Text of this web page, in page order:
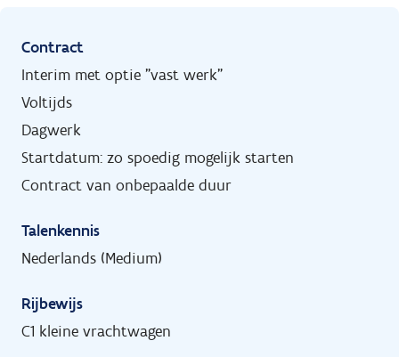
Contract
Interim met optie "vast werk"
Voltijds
Dagwerk
Startdatum: zo spoedig mogelijk starten
Contract van onbepaalde duur
Talenkennis
Nederlands (Medium)
Rijbewijs
C1 kleine vrachtwagen